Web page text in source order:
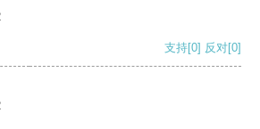
支持[0] 反对[0]